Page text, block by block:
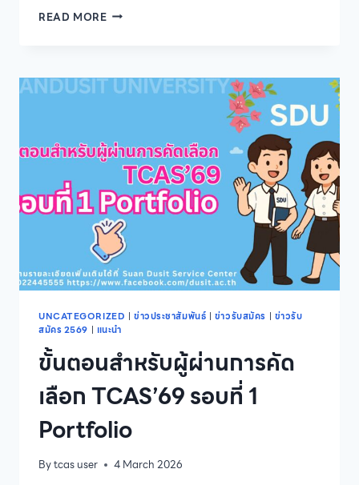
READ MOREโรงเรียน
มหาวิทยาลัย
สวนดุสิต
สมัคร
ผู้
สนใจ
เข้า
ศึกษา
หลักสูตร
นิติ
ศาสตร
บัณฑิต
ภาค
เวลา
ราชการ
รุ่น
ที่
UNCATEGORIZED | ข่าวประชาสัมพันธ์ | ข่าวรับสมัคร | ข่าวรับ
สมัคร 2569 | แนะนำ
ขั้นตอนสำหรับผู้ผ่านการคัด
เลือก TCAS’69 รอบที่ 1
Portfolio
Bytcas user 4 March 2026